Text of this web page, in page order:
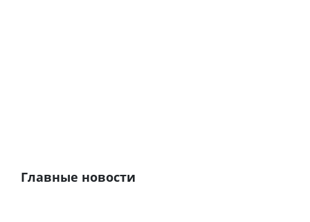
Главные новости